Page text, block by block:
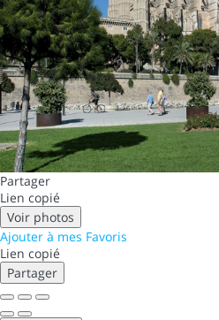
Partager
Lien copié
Voir photos
Ajouter à mes Favoris
Lien copié
Partager